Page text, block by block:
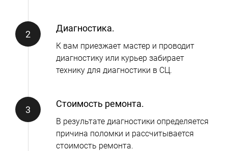
Диагностика.
К вам приезжает мастер и проводит
диагностику или курьер забирает
технику для диагностики в СЦ.
Стоимость ремонта.
В результате диагностики определяется
причина поломки и рассчитывается
стоимость ремонта.